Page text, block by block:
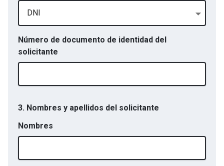
DNI
Número de documento de identidad del
solicitante
3. Nombres y apellidos del solicitante
Nombres